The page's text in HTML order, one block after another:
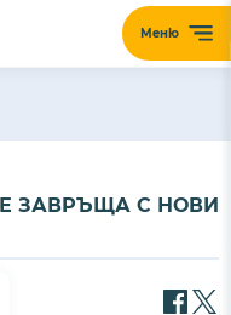
Меню
СЕ ЗАВРЪЩА С НОВИ